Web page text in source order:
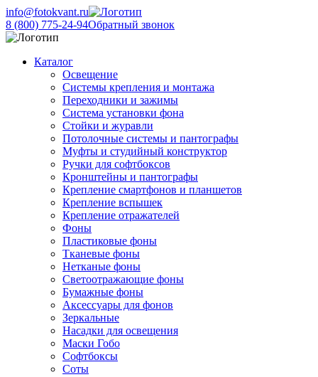
info@fotokvant.ru
8 (800) 775-24-94Обратный звонок
Каталог
Освещение
Системы крепления и монтажа
Переходники и зажимы
Система установки фона
Стойки и журавли
Потолочные системы и пантографы
Муфты и студийный конструктор
Ручки для софтбоксов
Кронштейны и пантографы
Крепление смартфонов и планшетов
Крепление вспышек
Крепление отражателей
Фоны
Пластиковые фоны
Тканевые фоны
Нетканые фоны
Светоотражающие фоны
Бумажные фоны
Аксессуары для фонов
Зеркальные
Насадки для освещения
Маски Гобо
Софтбоксы
Соты